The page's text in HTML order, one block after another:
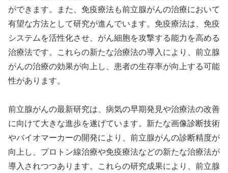
ができます。また、免疫療法も前立腺がんの治療において
有望な方法として研究が進んでいます。免疫療法は、免疫
システムを活性化させ、がん細胞を攻撃する能力を高める
治療法です。これらの新たな治療法の導入により、前立腺
がんの治療の効果が向上し、患者の生存率が向上する可能
性があります。
前立腺がんの最新研究は、病気の早期発見や治療法の改善
に向けて大きな進歩を遂げています。新たな画像診断技術
やバイオマーカーの開発により、前立腺がんの診断精度が
向上し、プロトン線治療や免疫療法などの新たな治療法が
導入されつつあります。これらの研究成果により、前立腺